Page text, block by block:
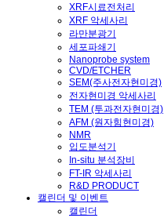
XRF시료전처리
XRF 악세사리
라만분광기
세포파쇄기
Nanoprobe system
CVD/ETCHER
SEM(주사전자현미경)
전자현미경 악세사리
TEM (투과전자현미경)
AFM (원자힘현미경)
NMR
입도분석기
In-situ 분석장비
FT-IR 악세사리
R&D PRODUCT
캘린더 및 이벤트
캘린더